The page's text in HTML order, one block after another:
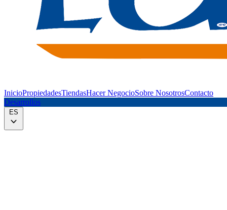
InicioPropiedadesTiendasHacer NegocioSobre NosotrosContacto
Desarrollos